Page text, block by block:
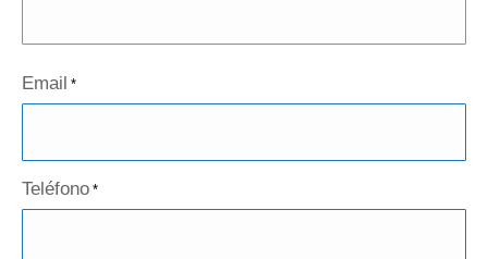
Email *
Teléfono *